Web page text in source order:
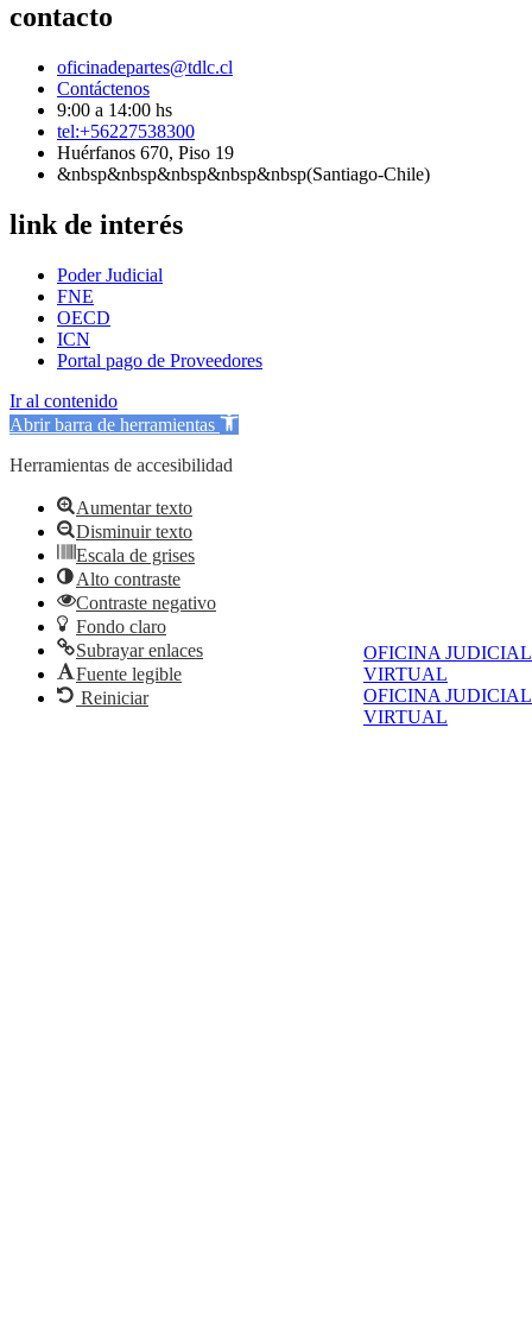
OFICINA JUDICIAL
VIRTUAL
OFICINA JUDICIAL
VIRTUAL
contacto
oficinadepartes@tdlc.cl
Contáctenos
9:00 a 14:00 hs
tel:+56227538300
Huérfanos 670, Piso 19
&nbsp&nbsp&nbsp&nbsp&nbsp(Santiago-Chile)
link de interés
Poder Judicial
FNE
OECD
ICN
Portal pago de Proveedores
Ir al contenido
Abrir barra de herramientas
Herramientas de accesibilidad
Aumentar texto
Disminuir texto
Escala de grises
Alto contraste
Contraste negativo
Fondo claro
Subrayar enlaces
Fuente legible
Reiniciar